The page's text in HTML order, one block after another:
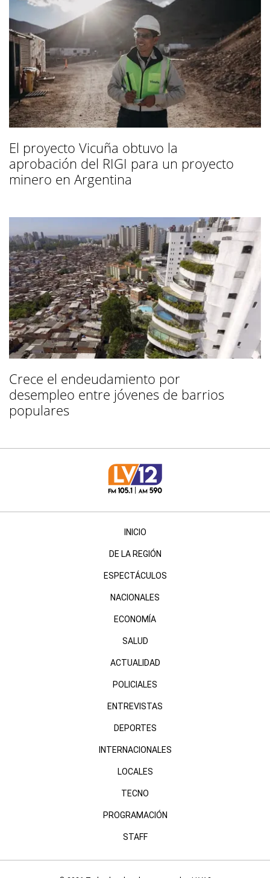
El proyecto Vicuña obtuvo la
aprobación del RIGI para un proyecto
minero en Argentina
Crece el endeudamiento por
desempleo entre jóvenes de barrios
populares
INICIO
DE LA REGIÓN
ESPECTÁCULOS
NACIONALES
ECONOMÍA
SALUD
ACTUALIDAD
POLICIALES
ENTREVISTAS
DEPORTES
INTERNACIONALES
LOCALES
TECNO
PROGRAMACIÓN
STAFF